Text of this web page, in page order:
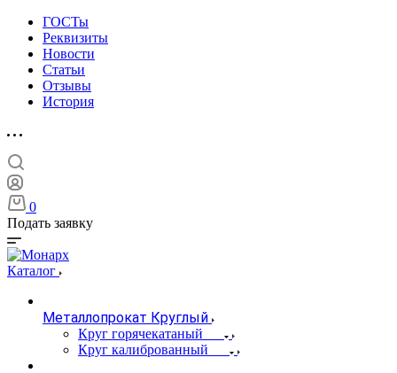
ГОСТы
Реквизиты
Новости
Статьи
Отзывы
История
0
Подать заявку
Каталог
Металлопрокат Круглый
Круг горячекатаный
Круг калиброванный